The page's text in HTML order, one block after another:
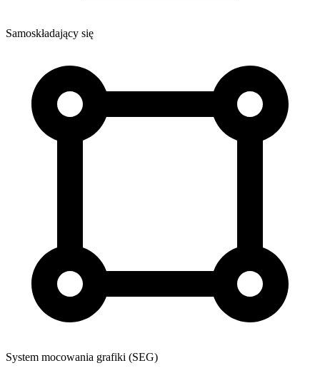
Samoskładający się
System mocowania grafiki (SEG)